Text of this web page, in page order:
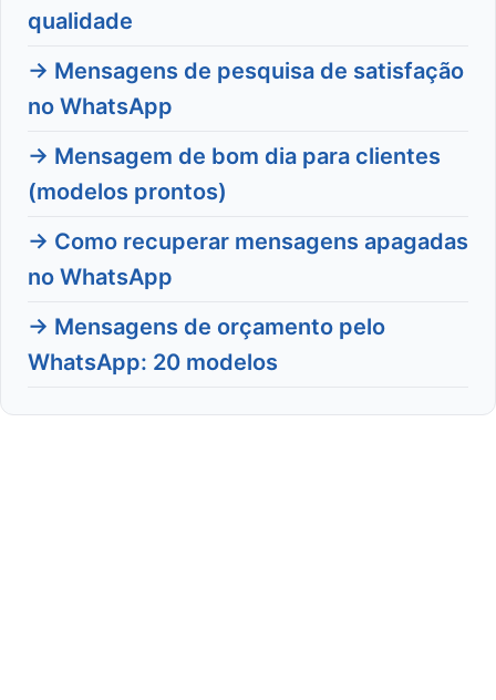
qualidade
→ Mensagens de pesquisa de satisfação
no WhatsApp
→ Mensagem de bom dia para clientes
(modelos prontos)
→ Como recuperar mensagens apagadas
no WhatsApp
→ Mensagens de orçamento pelo
WhatsApp: 20 modelos